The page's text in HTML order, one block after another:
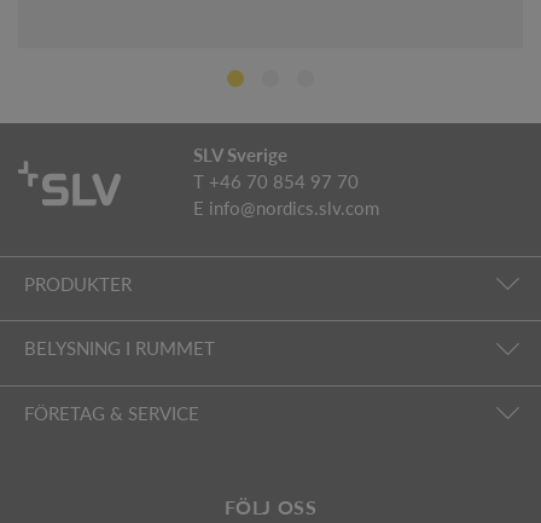
SLV Sverige
T +46 70 854 97 70
E info@nordics.slv.com
PRODUKTER
BELYSNING I RUMMET
FÖRETAG & SERVICE
FÖLJ OSS